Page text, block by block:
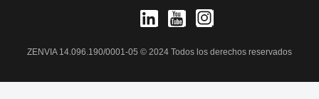
ZENVIA 14.096.190/0001-05 © 2024 Todos los derechos reservados